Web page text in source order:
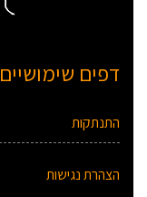
דפים שימושיים
התנתקות
הצהרת נגישות